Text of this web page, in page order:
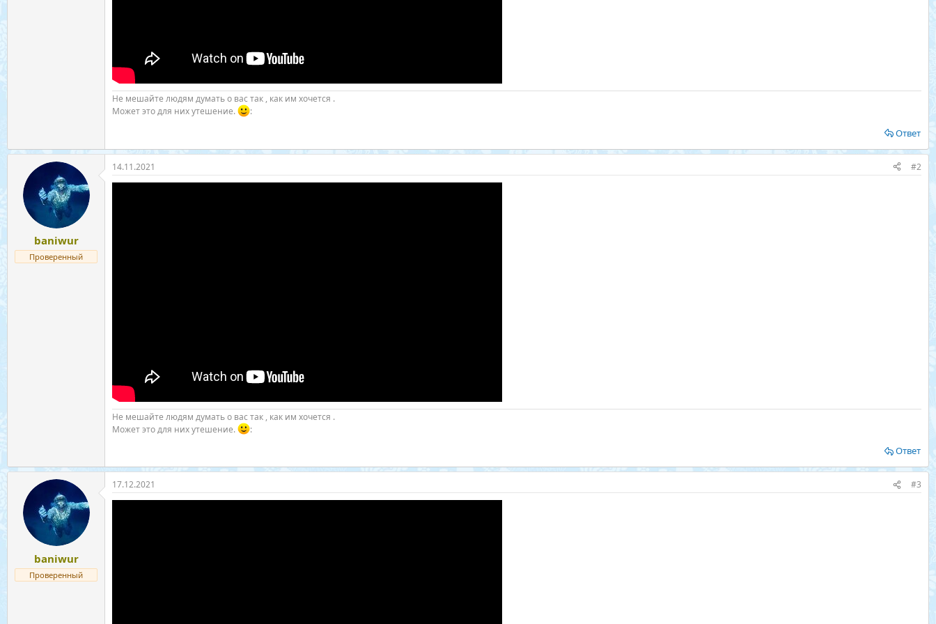
Не мешайте людям думать о вас так , как им хочется .
Может это для них утешение.
:
Ответ
baniwur
Проверенный
14.11.2021 #2
Не мешайте людям думать о вас так , как им хочется .
Может это для них утешение.
:
Ответ
baniwur
Проверенный
17.12.2021 #3